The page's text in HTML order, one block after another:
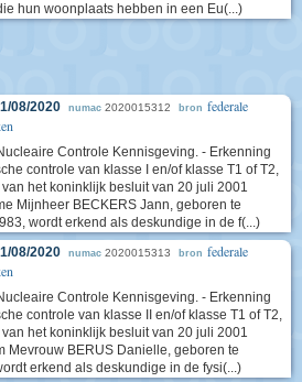
hun woonplaats hebben in een Eu(...)
08/2020 numac 2020015312 bron federale
Controle Kennisgeving. - Erkenning
controle van klasse I en/of klasse T1 of T2,
het koninklijk besluit van 20 juli 2001
Mijnheer BECKERS Jann, geboren te
wordt erkend als deskundige in de f(...)
08/2020 numac 2020015313 bron federale
Controle Kennisgeving. - Erkenning
controle van klasse II en/of klasse T1 of T2,
het koninklijk besluit van 20 juli 2001
Mevrouw BERUS Danielle, geboren te
erkend als deskundige in de fysi(...)